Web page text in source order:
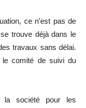
ce n’est pas de
trouve déjà dans le
travaux sans délai.
le comité de suivi du
la société pour les